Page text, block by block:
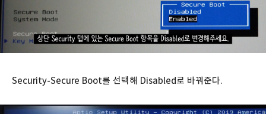
Security-Secure Boot를 선택해 Disabled로 바꿔준다.